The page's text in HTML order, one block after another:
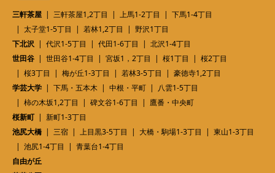
三軒茶屋
三軒茶屋1,2丁目 上馬1-2丁目
下馬1-4丁目
太子堂1-5丁目
若林1,2丁目
野沢1丁目
下北沢
代沢1-5丁目 代田1-6丁目
北沢1-4丁目
世田谷
世田谷1-4丁目 宮坂1，2丁目 桜1丁目
桜2丁目
桜3丁目
梅が丘1-3丁目 若林3-5丁目
豪徳寺1,2丁目
学芸大学
下馬・五本木 中根・平町
八雲1-5丁目
柿の木坂1,2丁目
碑文谷1-6丁目
鷹番・中央町
桜新町
新町1-3丁目
池尻大橋
三宿 上目黒3-5丁目 大橋・駒場1-3丁目
東山1-3丁目
池尻1-4丁目
青葉台1-4丁目
自由が丘